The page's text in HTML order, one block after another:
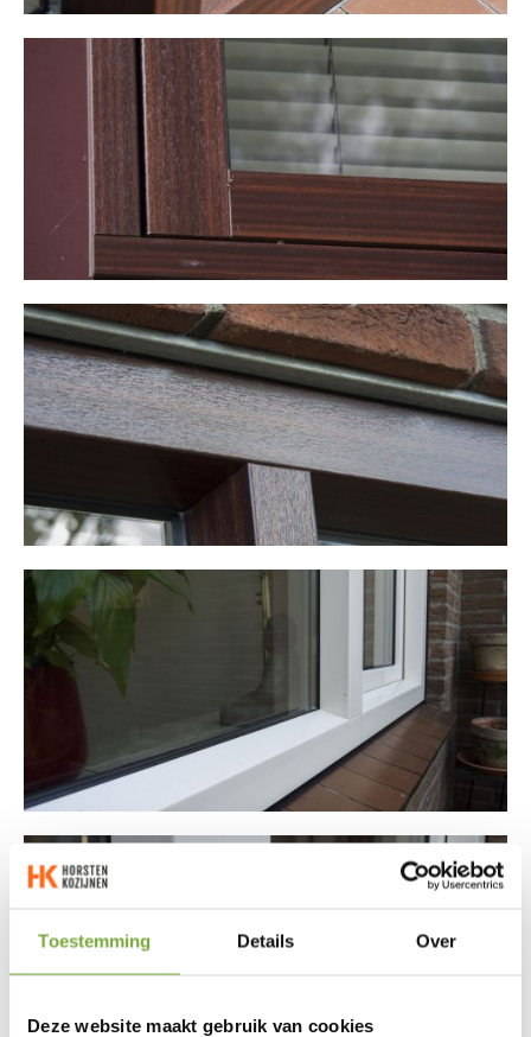
Toestemming Details Over
Deze website maakt gebruik van cookies